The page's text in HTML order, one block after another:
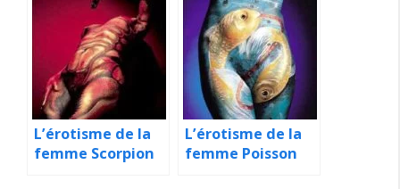
L’érotisme de la
femme Scorpion
L’érotisme de la
femme Poisson